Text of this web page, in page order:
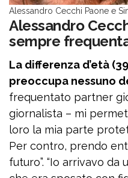
Alessandro Cecchi Paone e
Alessandro
sempre
La differenza d’età
preoccupa nessuno
frequentato partner
giornalista – mi
loro la mia parte
Per contro, prendo
futuro”. “Io arrivavo